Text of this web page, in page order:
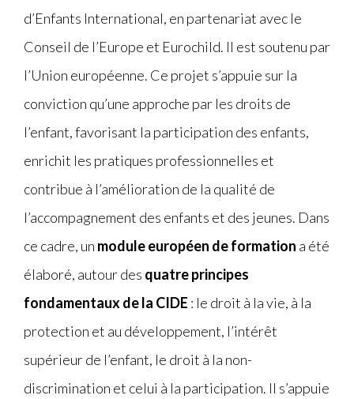
d’Enfants International, en partenariat avec le
Conseil de l’Europe et Eurochild. Il est soutenu par
l’Union européenne. Ce projet s’appuie sur la
conviction qu’une approche par les droits de
l’enfant, favorisant la participation des enfants,
enrichit les pratiques professionnelles et
contribue à l’amélioration de la qualité de
l’accompagnement des enfants et des jeunes. Dans
ce cadre, un module européen de formation a été
élaboré, autour des quatre principes
fondamentaux de la CIDE : le droit à la vie, à la
protection et au développement, l’intérêt
supérieur de l’enfant, le droit à la non-
discrimination et celui à la participation. Il s’appuie